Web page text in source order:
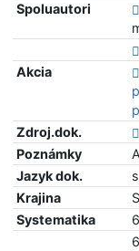
Spoluautori
Akcia
Zdroj.dok.
Poznámky
Jazyk dok.
Krajina
Systematika